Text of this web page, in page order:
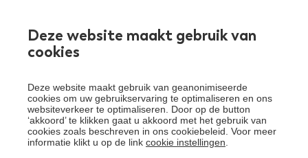
Deze website maakt gebruik van
cookies
Deze website maakt gebruik van geanonimiseerde
cookies om uw gebruikservaring te optimaliseren en ons
websiteverkeer te optimaliseren. Door op de button
‘akkoord’ te klikken gaat u akkoord met het gebruik van
cookies zoals beschreven in ons cookiebeleid. Voor meer
informatie klikt u op de link cookie instellingen
Over Santeon
Waardegedreven zorg
Schrijf je in voor de nieuwsbrief
Schrijf je in voor onze nieuwsbrief en ontvang het